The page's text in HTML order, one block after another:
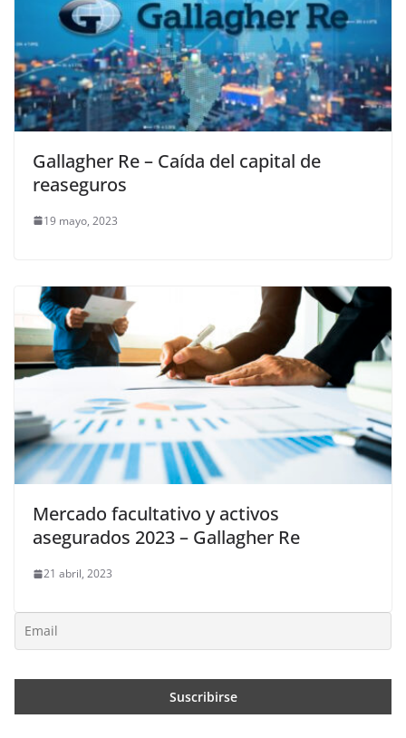
Gallagher Re – Caída del capital de
reaseguros
19 mayo, 2023
Mercado facultativo y activos
asegurados 2023 – Gallagher Re
21 abril, 2023